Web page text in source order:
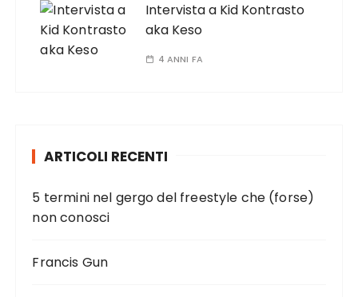
Intervista a Kid Kontrasto
aka Keso
4 ANNI FA
ARTICOLI RECENTI
5 termini nel gergo del freestyle che (forse)
non conosci
Francis Gun